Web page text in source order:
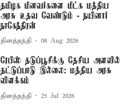
தமிழக மீனவர்களை மீட்க மத்திய
அரசு உதவ வேண்டும் - நயினார்
நாகேந்திரன்
தினத்தந்தி 08 Aug 2026
ரேபிஸ் தடுப்பூசிக்கு தேசிய அளவில்
தட்டுப்பாடு இல்லை: மத்திய அரசு
விளக்கம்
தினத்தந்தி 25 Jul 2026